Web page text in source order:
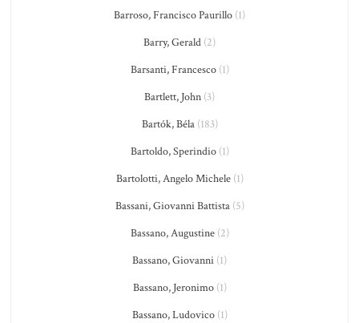
Barroso, Francisco Paurillo (1)
Barry, Gerald (2)
Barsanti, Francesco(1)
Bartlett, John (3)
Bartók, Béla(183)
Bartoldo, Sperindio(1)
Bartolotti, Angelo Michele(1)
Bassani, Giovanni Battista(5)
Bassano, Augustine(2)
Bassano, Giovanni (1)
Bassano, Jeronimo(1)
Bassano, Ludovico(1)